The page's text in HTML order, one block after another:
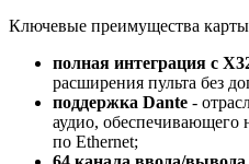
Ключевые преимущества
полная интеграция с
расширения пульта без
поддержка Dante -
аудио, обеспечивающего
по Ethernet;